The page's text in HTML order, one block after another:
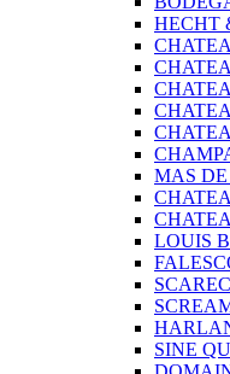
HECHT
MAS
LOUIS
SINE